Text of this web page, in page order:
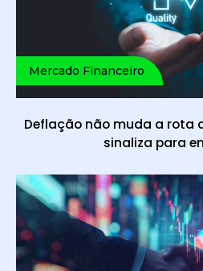
Mercado Financeiro
Deflação não muda a rota
sinaliza para